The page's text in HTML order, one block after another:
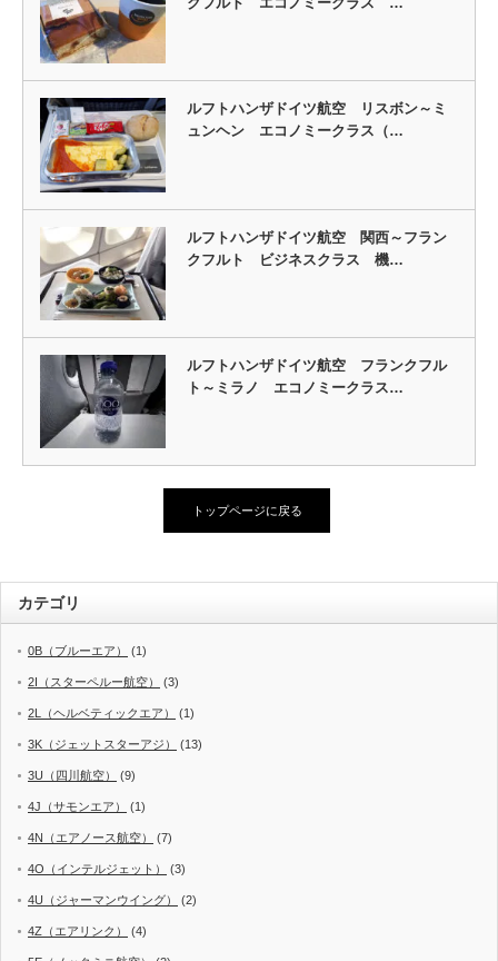
ルフトハンザドイツ航空 リスボン～ミ
ュンヘン エコノミークラス（…
ルフトハンザドイツ航空 関西～フラン
クフルト ビジネスクラス 機…
ルフトハンザドイツ航空 フランクフル
ト～ミラノ エコノミークラス…
トップページに戻る
カテゴリ
0B（ブルーエア） (1)
2I（スターペルー航空） (3)
2L（ヘルベティックエア） (1)
3K（ジェットスターアジ） (13)
3U（四川航空） (9)
4J（サモンエア） (1)
4N（エアノース航空） (7)
4O（インテルジェット） (3)
4U（ジャーマンウイング） (2)
4Z（エアリンク） (4)